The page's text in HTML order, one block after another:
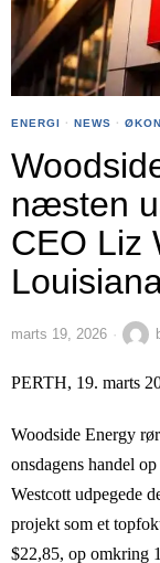
ENERGI · NEWS ·
næsten
CEO Liz
marts 19, 2026
PERTH, 19. marts
Woodside Energy
onsdagens handel
Westcott udpegede
projekt som et
$22,85, op omkring